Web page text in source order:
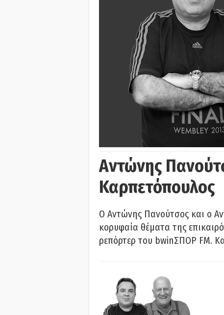
Αντώνης
Καρπετόπουλος
Ο Αντώνης Πανούτσος και ο
κορυφαία θέματα της
ρεπόρτερ του bwinΣΠΟΡ FM.